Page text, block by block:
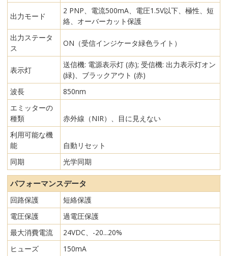
出力モード
2 PNP、電流500mA、電圧1.5V以下、極性、短
絡、オーバーカット保護
出力ステータ
ス
ON（受信インジケータ緑色ライト）
表示灯
送信機: 電源表示灯 (赤); 受信機: 出力表示灯オン
(緑)、ブラックアウト (赤)
波長
850nm
エミッターの
種類
赤外線（NIR）、目に見えない
利用可能な機
能
自動リセット
同期
光学同期
パフォーマンスデータ
回路保護
短絡保護
電圧保護
過電圧保護
最大消費電流
24VDC、-20...20%
ヒューズ
150mA